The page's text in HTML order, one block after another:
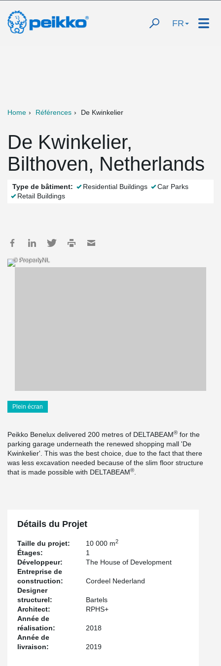
FR
Home Références De Kwinkelier
De Kwinkelier,
Bilthoven, Netherlands
Type de bâtiment: Residential Buildings
Car Parks
Retail Buildings
© PropertyNL
Plein écran
Peikko Benelux delivered 200 metres of DELTABEAM® for the
parking garage underneath the renewed shopping mall 'De
Kwinkelier'. This was the best choice, due to the fact that there
was less excavation needed because of the slim floor structure
that is made possible with DELTABEAM®
Détails du Projet
Taille du projet: 10 000 m2
Étages:
1
Développeur:
The House of Development
Entreprise de
construction:
Cordeel Nederland
Designer
structurel:
Bartels
Architect:
RPHS+
Année de
réalisation:
2018
Année de
livraison:
2019